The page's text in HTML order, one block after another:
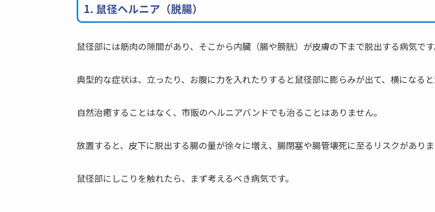
1. 鼠径ヘルニア（脱腸）
鼠径部には筋肉の隙間があり、そこから内臓（腸や膀胱）が皮膚の下まで脱出する病気で
典型的な症状は、立ったり、お腹に力を入れたりすると鼠径部に膨らみが出て、横になる
自然治癒することはなく、市販のヘルニアバンドでも治ることはありません。
放置すると、皮下に脱出する腸の量が徐々に増え、腸閉塞や腸管壊死に至るリスクがあり
鼠径部にしこりを触れたら、まず考えるべき病気です。